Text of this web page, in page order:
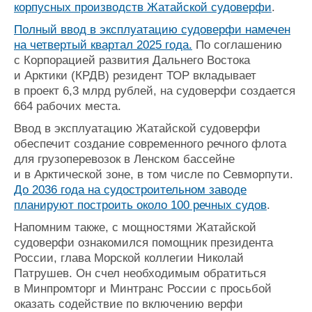
корпусных производств Жатайской судоверфи.
Полный ввод в эксплуатацию судоверфи намечен
на четвертый квартал 2025 года. По соглашению
с Корпорацией развития Дальнего Востока
и Арктики (КРДВ) резидент ТОР вкладывает
в проект 6,3 млрд рублей, на судоверфи создается
664 рабочих места.
Ввод в эксплуатацию Жатайской судоверфи
обеспечит создание современного речного флота
для грузоперевозок в Ленском бассейне
и в Арктической зоне, в том числе по Севморпути.
До 2036 года на судостроительном заводе
планируют построить около 100 речных судов.
Напомним также, с мощностями Жатайской
судоверфи ознакомился помощник президента
России, глава Морской коллегии Николай
Патрушев. Он счел необходимым обратиться
в Минпромторг и Минтранс России с просьбой
оказать содействие по включению верфи